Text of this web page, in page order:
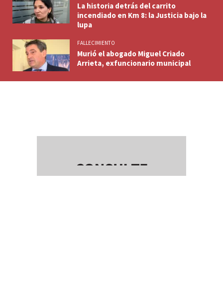
La historia detrás del carrito
incendiado en Km 8: la Justicia bajo la
lupa
FALLECIMIENTO
Murió el abogado Miguel Criado
Arrieta, exfuncionario municipal